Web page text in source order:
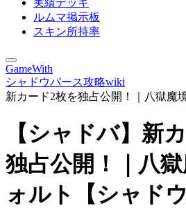
実績デッキ
ルムマ掲示板
スキン所持率
GameWith
シャドウバース攻略wiki
新カード2枚を独占公開！｜八獄魔
【シャドバ】新
独占公開！｜八
ォルト【シャド